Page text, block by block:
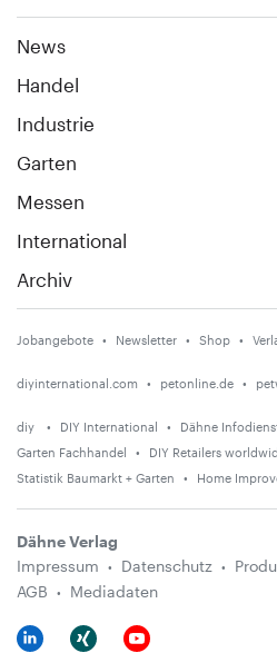
News
Handel
Industrie
Garten
Messen
International
Archiv
Jobangebote Newsletter Shop
diyinternational.com petonline.de
diy DIY International Dähne
Garten Fachhandel
DIY Retailers
Statistik Baumarkt + Garten
Home
Dähne Verlag
Impressum
Datenschutz
AGB
Mediadaten